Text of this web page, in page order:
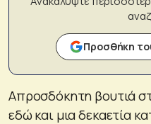
Προσθήκη
Απροσδόκητη βουτιά
εδώ και μια δεκαετία